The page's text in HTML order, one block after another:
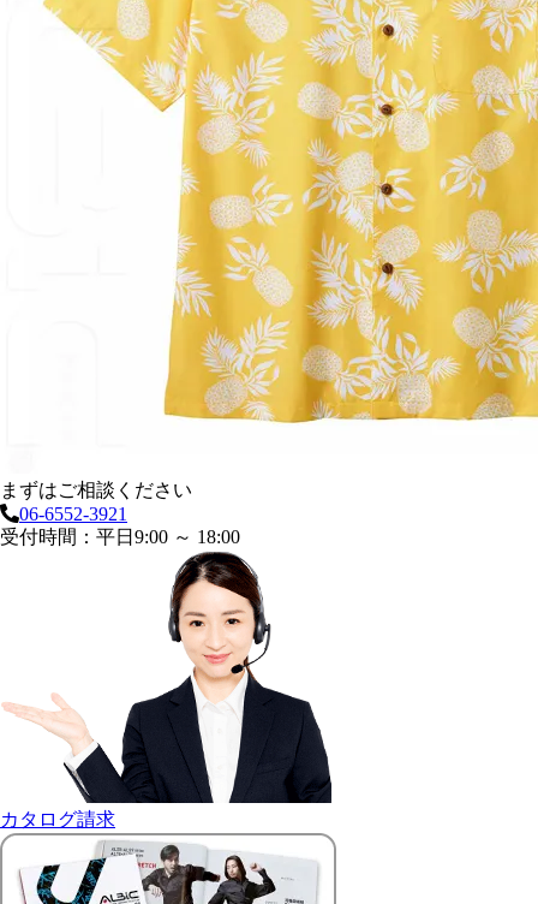
まずはご相談ください
06-6552-3921
受付時間：平日9:00 ～ 18:00
カタログ請求